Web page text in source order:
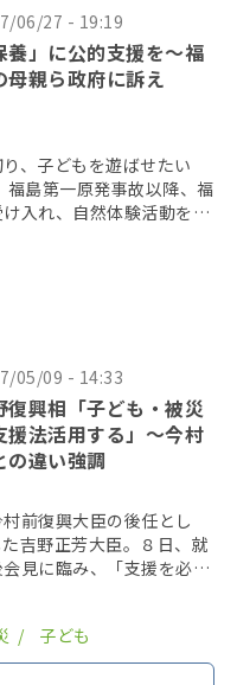
06/27 - 19:19
養」に公的支援を〜福
母親ら政府に訴え
、子どもを遊ばせたい
島第一原発事故以降、福
入れ、自然体験活動を行
用者らが２６日、「 […]
05/09 - 14:33
復興相「子ども・被災
援法活用する」～今村
の違い強調
前復興大臣の後任とし
吉野正芳大臣。８日、就
見に臨み、「支援を必要
支援する」と、前任の
子ども